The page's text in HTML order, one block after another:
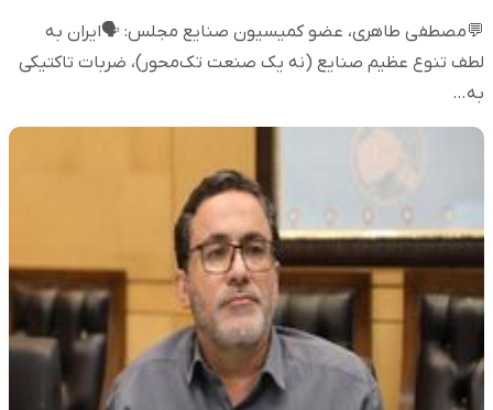
💬مصطفی طاهری، عضو کمیسیون صنایع مجلس: 🗣️ایران به
لطف تنوع عظیم صنایع (نه یک صنعت تک‌محور)، ضربات تاکتیکی
به…